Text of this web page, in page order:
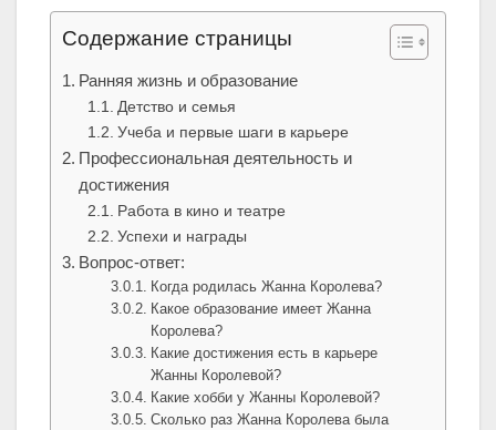
Содержание страницы
Ранняя жизнь и образование
Детство и семья
Учеба и первые шаги в карьере
Профессиональная деятельность и
достижения
Работа в кино и театре
Успехи и награды
Вопрос-ответ:
Когда родилась Жанна Королева?
Какое образование имеет Жанна
Королева?
Какие достижения есть в карьере
Жанны Королевой?
Какие хобби у Жанны Королевой?
Сколько раз Жанна Королева была